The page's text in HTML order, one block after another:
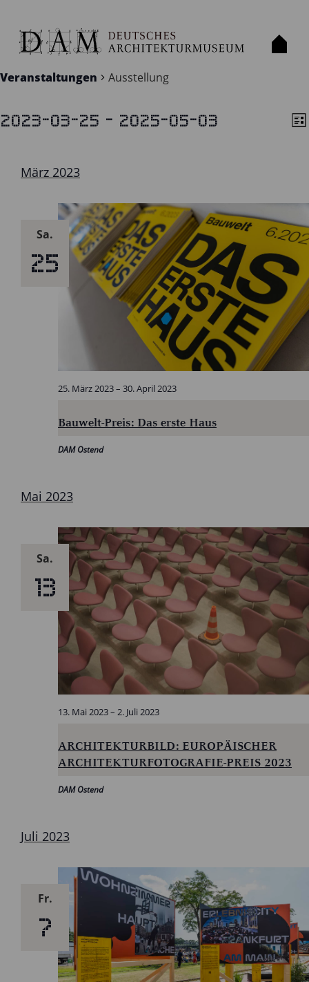
AUSSTELLUNG
Veranstaltungen Ausstellung
VERANSTALTUNGEN
2023-03-25 - 2025-05-03
wählen.März 2023
Sa.
25
Bauwelt-Preis: Das erste Haus
25. März 2023– 30. April 2023
DAM Ostend
Mai 2023
Sa.
13
ARCHITEKTURBILD: EUROPÄISCHER
ARCHITEKTURFOTOGRAFIE-PREIS 2023
13. Mai 2023– 2. Juli 2023
DAM Ostend
Juli 2023
Fr.
7